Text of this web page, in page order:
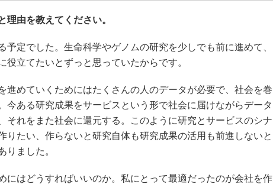
由を教えてください。
定でした。生命科学やゲノムの研究を少しでも前に進めて、
役立てたいとずっと思っていたからです。
めていくためにはたくさんの人のデータが必要で、社会を巻
今ある研究成果をサービスという形で社会に届けながらデータ
それをまた社会に還元する。このように研究とサービスのシナ
りたい、作らないと研究自体も研究成果の活用も前進しないと
りました。
はどうすればいいのか。私にとって最適だったのが会社を作